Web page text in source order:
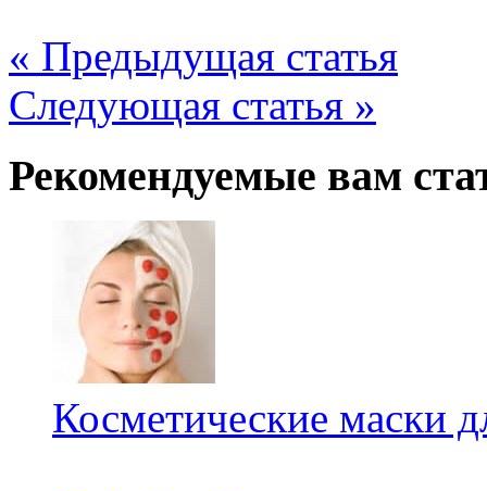
« Предыдущая статья
Следующая статья »
Рекомендуемые вам
Косметические маски